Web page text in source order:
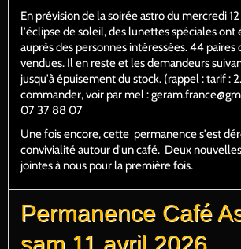
En prévision de la soirée astro du mercredi
l'éclipse de soleil, des lunettes spéciales ont
auprès des personnes intéressées. 44 paires
vendues. Il en reste et les demandeurs
jusqu'à épuisement du stock. (rappel : tarif :
commander, voir par mel :
07 37 88 07
Une fois encore, cette permanence s'est
convivialité autour d'un café. Deux
jointes à nous pour la première fois.
Permanence Café
sam.11 avril 2026